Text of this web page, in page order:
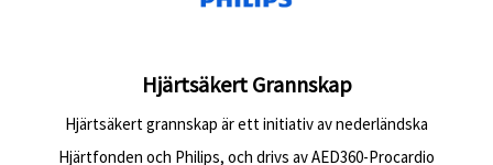
Hjärtsäkert Grannskap
Hjärtsäkert grannskap är ett initiativ av nederländska
Hjärtfonden och Philips, och drivs av AED360-Procardio